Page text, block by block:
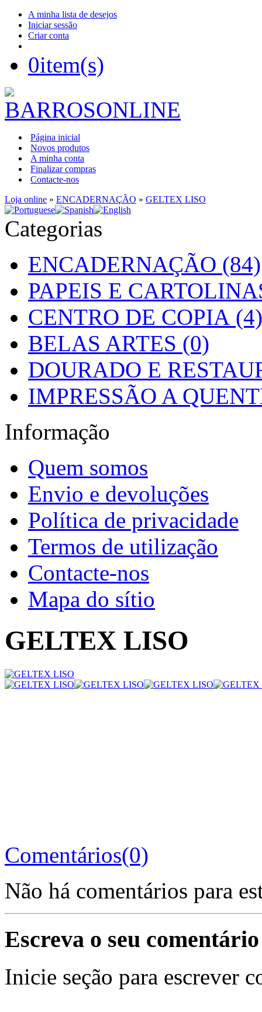
A minha lista de desejos
Iniciar sessão
Criar conta
0item(s)
Página inicial
Novos produtos
A minha conta
Finalizar compras
Contacte-nos
Loja online » ENCADERNAÇÃO » GELTEX LISO
Categorias
ENCADERNAÇÃO (84)
PAPEIS E
CENTRO DE COPIA (4)
BELAS ARTES (0)
DOURADO E
IMPRESSÃO A
Informação
Quem somos
Envio e devoluções
Política de privacidade
Termos de utilização
Contacte-nos
Mapa do sítio
GELTEX LISO
Comentários(0)
Não há comentários para
Escreva o seu comentário
Inicie seção para escrever